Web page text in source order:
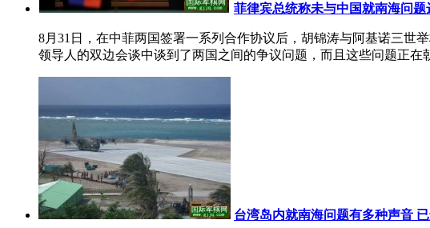
菲律宾总统称未与中国就南海问题
8月31日，在中菲两国签署一系列合作协议后，胡锦涛与阿基诺三世
领导人的双边会谈中谈到了两国之间的争议问题，而且这些问题正在
台湾岛内就南海问题有多种声音